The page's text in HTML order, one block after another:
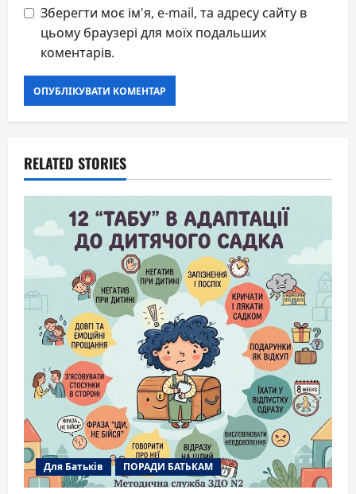
Зберегти моє ім'я, e-mail, та адресу сайту в
цьому браузері для моїх подальших
коментарів.
RELATED STORIES
Для Батьків ПОРАДИ БАТЬКАМ